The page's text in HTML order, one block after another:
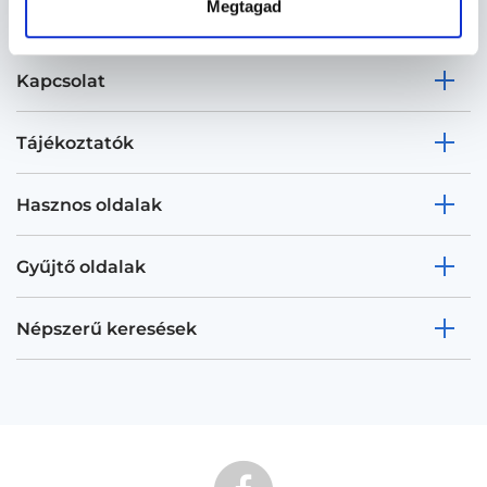
Megtagad
Kapcsolat
Tájékoztatók
Hasznos oldalak
Gyűjtő oldalak
Népszerű keresések